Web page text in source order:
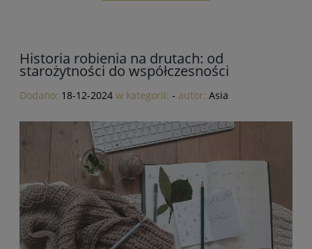
Historia robienia na drutach: od
starożytności do współczesności
Dodano: 18-12-2024 w kategorii: - autor: Asia